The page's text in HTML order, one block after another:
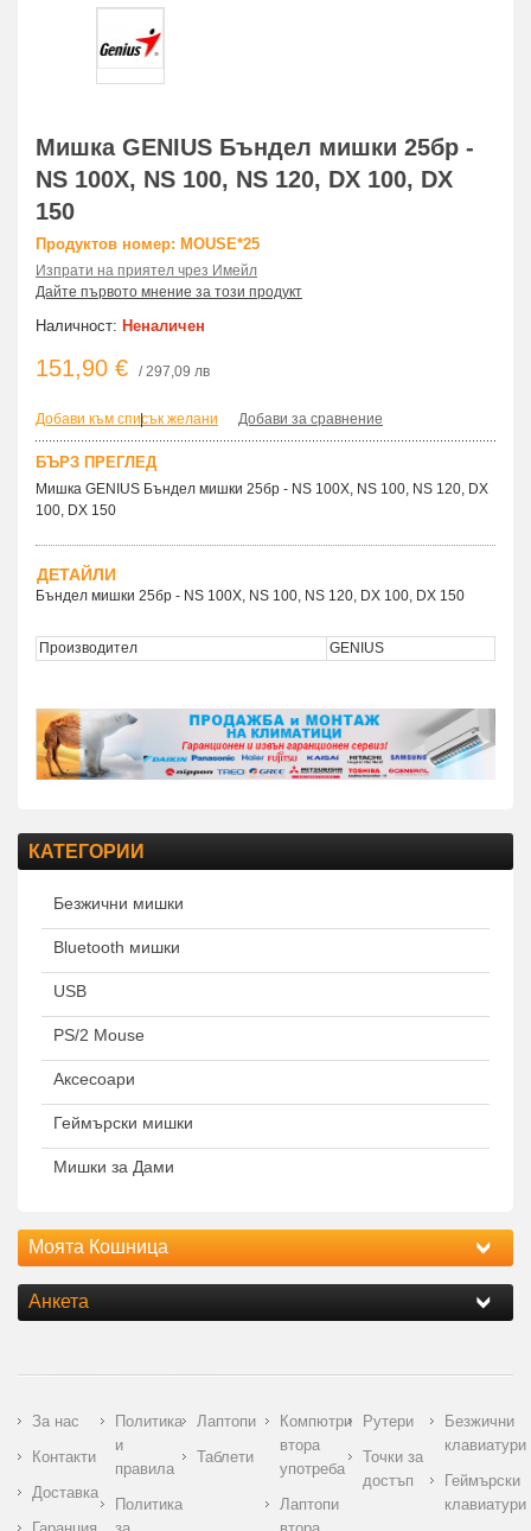
Мишка GENIUS Бъндел мишки 25бр -
NS 100X, NS 100, NS 120, DX 100, DX
150
Продуктов номер: MOUSE*25
Изпрати на приятел чрез Имейл
Дайте първото мнение за този продукт
Наличност: Неналичен
151,90 € / 297,09 лв
Добави към списък желани
| Добави за сравнение
БЪРЗ ПРЕГЛЕД
Мишка GENIUS Бъндел мишки 25бр - NS 100X, NS 100, NS 120, DX
100, DX 150
ДЕТАЙЛИ
Бъндел мишки 25бр - NS 100X, NS 100, NS 120, DX 100, DX 150
Производител GENIUS
КАТЕГОРИИ
Безжични мишки
Bluetooth мишки
USB
PS/2 Mouse
Аксесоари
Геймърски мишки
Мишки за Дами
Моята Кошница
Анкета
За нас
Контакти
Доставка
Политика
и
правила
Политика
Лаптопи
Таблети
Компютри
втора
употреба
Лаптопи
Рутери
Точки за
достъп
Безжични
клавиатури
Геймърски
клавиатури